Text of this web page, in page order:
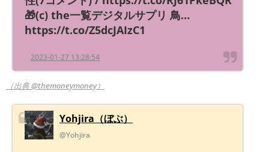
🎁(c) the一覧デジタルサプリ 鳥…
https://t.co/Z5dcJAIzC1
2023-01-27 13:28:54
（出典 @themoneymoney）
Yohjira（ぼぶ）
@Yohjira